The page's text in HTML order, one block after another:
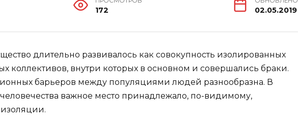
172 02.05.2019
длительно развивалось как совокупность изолированных
коллективов, внутри которых в основном и совершались браки.
барьеров между популяциями людей разнообразна. В
важное место принадлежало, по-видимому,